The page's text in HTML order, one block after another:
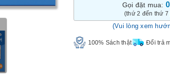
Gọi đặt mua:
(thứ 2 đến thứ 7
(Vui lòng xem
100% Sách thật Đổi trả